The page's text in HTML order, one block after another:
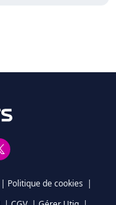
| Politique de cookies |